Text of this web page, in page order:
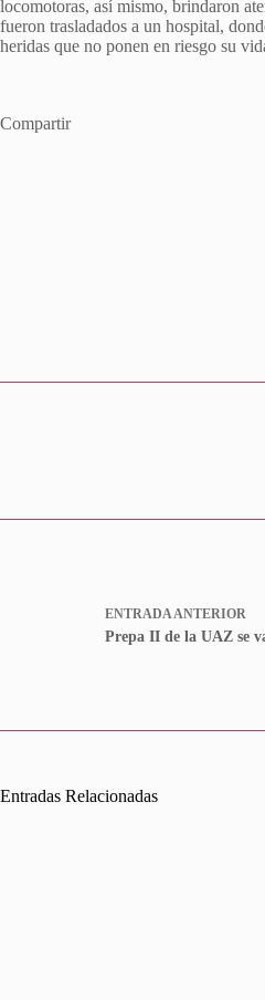
locomotoras, así mismo, brindaron
fueron trasladados a un hospital,
heridas que no ponen en riesgo su
Compartir
ENTRADAANTERIOR
Prepa II de la UAZ se
Entradas Relacionadas